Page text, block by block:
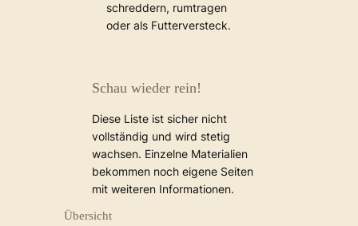
schreddern, rumtragen
oder als Futterversteck.
Schau wieder rein!
Diese Liste ist sicher nicht
vollständig und wird stetig
wachsen. Einzelne Materialien
bekommen noch eigene Seiten
mit weiteren Informationen.
Übersicht